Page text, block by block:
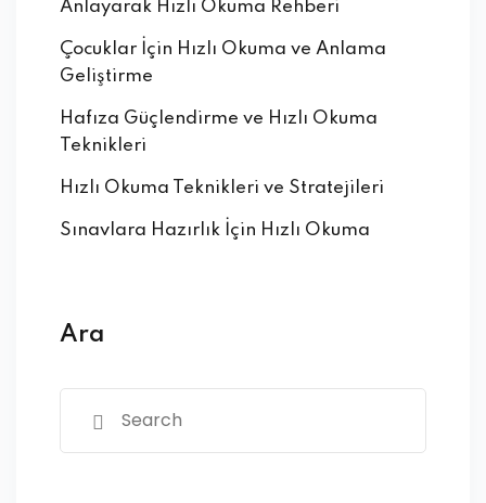
Anlayarak Hızlı Okuma Rehberi
Çocuklar İçin Hızlı Okuma ve Anlama
Geliştirme
Hafıza Güçlendirme ve Hızlı Okuma
Teknikleri
Hızlı Okuma Teknikleri ve Stratejileri
Sınavlara Hazırlık İçin Hızlı Okuma
Ara